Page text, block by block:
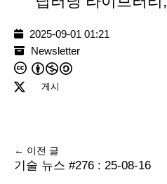
2025-09-01 01:21
Newsletter
게시
← 이전 글
기술 뉴스 #276 : 25-08-16